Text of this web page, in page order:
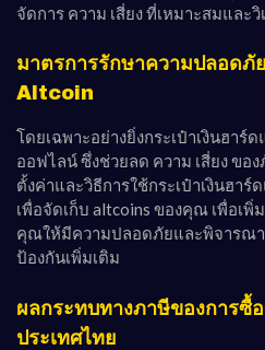
จัดการ ความ เสี่ยง ที่เหมาะสมและวิ
มาตรการรักษาความปลอดภั
Altcoin
โดยเฉพาะอย่างยิ่งกระเป๋าเงินฮา
ออฟไลน์ ซึ่งช่วยลด ความ เสี่ยง ขอ
ตั้งค่าและวิธีการใช้กระเป๋าเงินฮาร์
เพื่อจัดเก็บ altcoins ของคุณ เพื่อเ
คุณให้มีความปลอดภัยและพิจารณ
ป้องกันเพิ่มเติม
ผลกระทบทางภาษีของการซื้
ประเทศไทย